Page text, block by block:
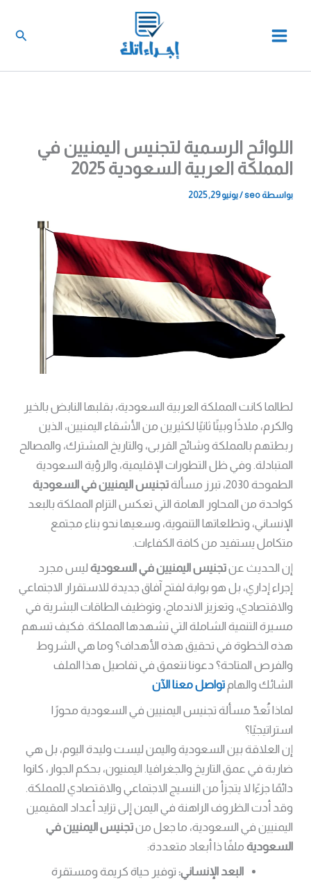
اللوائح الرسمية لتجنيس اليمنيين في
المملكة العربية السعودية 2025
بواسطة seo
/يونيو 29, 2025
لطالما كانت المملكة العربية السعودية، بقلبها النابض بالخير
والكرم، ملاذًا وبيتًا ثانيًا لكثيرين من الأشقاء اليمنيين، الذين
ربطتهم بالمملكة وشائج القربى، والتاريخ المشترك، والمصالح
المتبادلة. وفي ظل التطورات الإقليمية، والرؤية السعودية
الطموحة 2030، تبرز مسألة
تجنيس اليمنيين في السعودية
كواحدة من المحاور الهامة التي تعكس التزام المملكة بالبعد
الإنساني، وتطلعاتها التنموية، وسعيها نحو بناء مجتمع
متكامل يستفيد من كافة الكفاءات.
إن الحديث عنتجنيس اليمنيين في السعودية ليس مجرد
إجراء إداري، بل هو بوابة لفتح آفاق جديدة للاستقرار الاجتماعي
والاقتصادي، وتعزيز الاندماج، وتوظيف الطاقات البشرية في
مسيرة التنمية الشاملة التي تشهدها المملكة. فكيف تسهم
هذه الخطوة في تحقيق هذه الأهداف؟ وما هي الشروط
والفرص المتاحة؟ دعونا نتعمق في تفاصيل هذا الملف
الشائك والهامتواصل معنا الآن
لماذا تُعدّ مسألة تجنيس اليمنيين في السعودية محورًا
استراتيجيًا؟
إن العلاقة بين السعودية واليمن ليست وليدة اليوم، بل هي
ضاربة في عمق التاريخ والجغرافيا. اليمنيون، بحكم الجوار، كانوا
دائمًا جزءًا لا يتجزأ من النسيج الاجتماعي والاقتصادي للمملكة.
وقد أدت الظروف الراهنة في اليمن إلى تزايد أعداد المقيمين
اليمنيين في السعودية، ما جعل منتجنيس اليمنيين في
السعودية ملفًا ذا أبعاد متعددة:
البعد الإنساني: توفير حياة كريمة ومستقرة